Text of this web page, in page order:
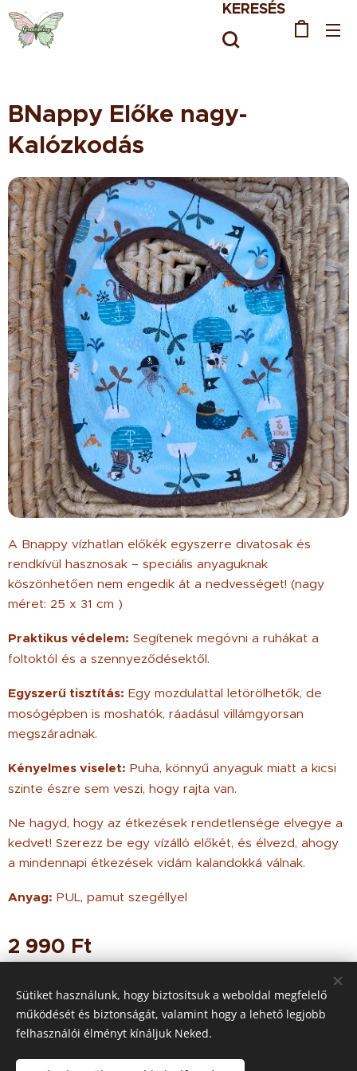
KERESÉS
BNappy Előke nagy-
Kalózkodás
A Bnappy vízhatlan előkék egyszerre divatosak és
rendkívül hasznosak – speciális anyaguknak
köszönhetően nem engedik át a nedvességet! (nagy
méret: 25 x 31 cm )
Praktikus védelem: Segítenek megóvni a ruhákat a
foltoktól és a szennyeződésektől.
Egyszerű tisztítás: Egy mozdulattal letörölhetők, de
mosógépben is moshatók, ráadásul villámgyorsan
megszáradnak.
Kényelmes viselet: Puha, könnyű anyaguk miatt a kicsi
szinte észre sem veszi, hogy rajta van.
Ne hagyd, hogy az étkezések rendetlensége elvegye a
kedvet! Szerezz be egy vízálló előkét, és élvezd, ahogy
a mindennapi étkezések vidám kalandokká válnak.
Anyag: PUL, pamut szegéllyel
2 990 Ft
© 2021 Minden jog
fenntartva
Sütiket használunk, hogy biztosítsuk a weboldal megfelelő
működését és biztonságát, valamint hogy a lehető legjobb
felhasználói élményt kínáljuk Neked.